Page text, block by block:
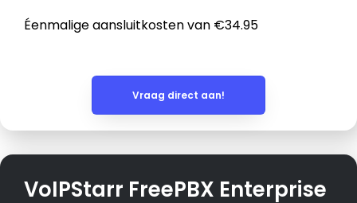
Éenmalige aansluitkosten van €34.95
Vraag direct aan!
VoIPStarr FreePBX Enterprise